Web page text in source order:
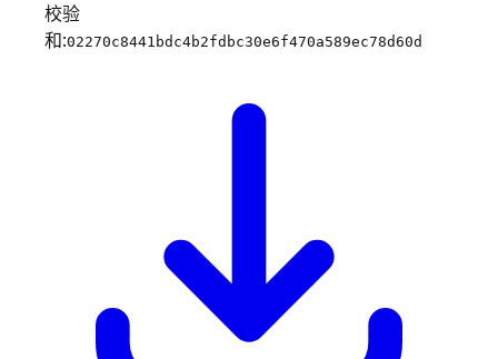
校验
和:02270c8441bdc4b2fdbc30e6f470a589ec78d60d